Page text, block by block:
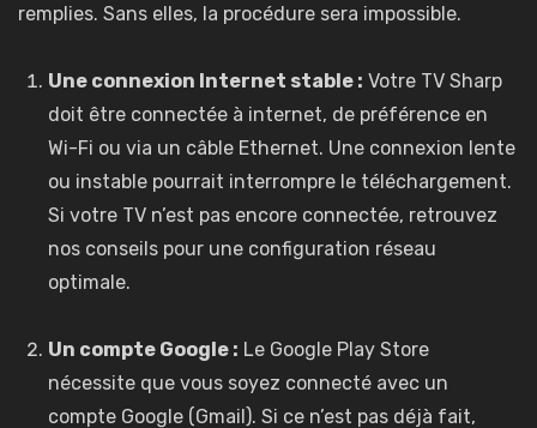
remplies. Sans elles, la procédure sera impossible.
Une connexion Internet stable : Votre TV Sharp
doit être connectée à internet, de préférence en
Wi-Fi ou via un câble Ethernet. Une connexion lente
ou instable pourrait interrompre le téléchargement.
Si votre TV n’est pas encore connectée, retrouvez
nos conseils pour une configuration réseau
optimale.
Un compte Google : Le Google Play Store
nécessite que vous soyez connecté avec un
compte Google (Gmail). Si ce n’est pas déjà fait,